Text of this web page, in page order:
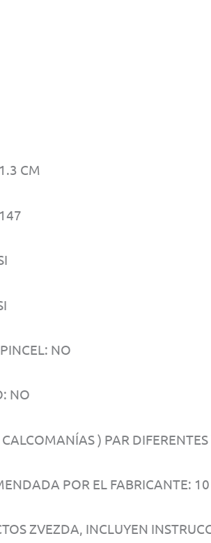
CM
NO
NO
) PAR DIFERENTES
POR EL FABRICANTE:
ZVEZDA, INCLUYEN